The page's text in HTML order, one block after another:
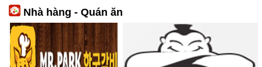
Nhà hàng - Quán ăn